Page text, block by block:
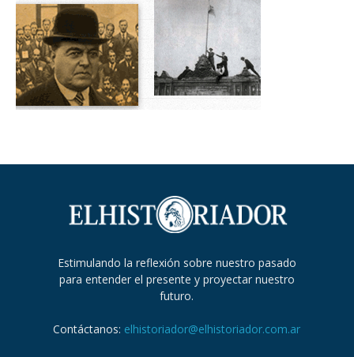
Estimulando la reflexión sobre nuestro pasado
para entender el presente y proyectar nuestro
futuro.
Contáctanos: elhistoriador@elhistoriador.com.ar